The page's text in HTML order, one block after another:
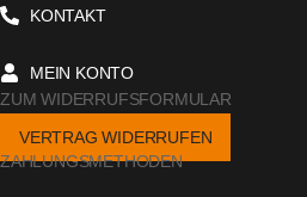
KONTAKT
MEIN KONTO
ZUM WIDERRUFSFORMULAR
VERTRAG WIDERRUFEN
ZAHLUNGSMETHODEN